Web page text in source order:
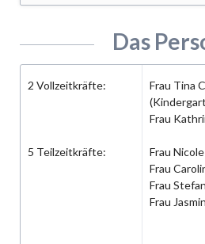
Das
2 Vollzeitkräfte:
5 Teilzeitkräfte:
Frau Tina
Frau
Frau
Frau
Frau
Frau